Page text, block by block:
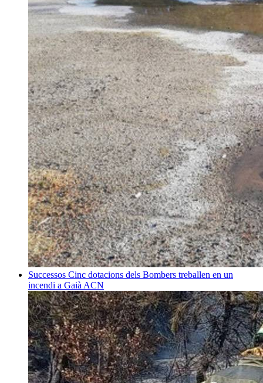
Successos Cinc dotacions dels Bombers treballen en un
incendi a Gaià ACN